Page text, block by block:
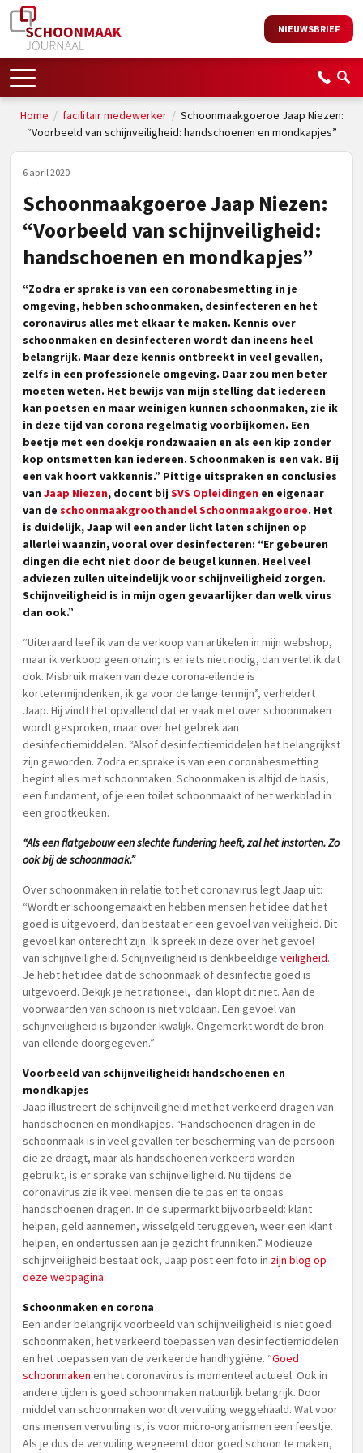
NIEUWSBRIEF
Home / facilitair medewerker/ Schoonmaakgoeroe Jaap Niezen:
“Voorbeeld van schijnveiligheid: handschoenen en mondkapjes”
6 april 2020
Schoonmaakgoeroe Jaap Niezen:
“Voorbeeld van schijnveiligheid:
handschoenen en mondkapjes”
“Zodra er sprake is van een coronabesmetting in je
omgeving, hebben schoonmaken, desinfecteren en het
coronavirus alles met elkaar te maken. Kennis over
schoonmaken en desinfecteren wordt dan ineens heel
belangrijk. Maar deze kennis ontbreekt in veel gevallen,
zelfs in een professionele omgeving. Daar zou men beter
moeten weten. Het bewijs van mijn stelling dat iedereen
kan poetsen en maar weinigen kunnen schoonmaken, zie ik
in deze tijd van corona regelmatig voorbijkomen. Een
beetje met een doekje rondzwaaien en als een kip zonder
kop ontsmetten kan iedereen. Schoonmaken is een vak. Bij
een vak hoort vakkennis.” Pittige uitspraken en conclusies
van Jaap Niezen, docent bij SVS Opleidingen en eigenaar
van de schoonmaakgroothandel Schoonmaakgoeroe. Het
is duidelijk, Jaap wil een ander licht laten schijnen op
allerlei waanzin, vooral over desinfecteren: “Er gebeuren
dingen die echt niet door de beugel kunnen. Heel veel
adviezen zullen uiteindelijk voor schijnveiligheid zorgen.
Schijnveiligheid is in mijn ogen gevaarlijker dan welk virus
dan ook.”
“Uiteraard leef ik van de verkoop van artikelen in mijn webshop,
maar ik verkoop geen onzin; is er iets niet nodig, dan vertel ik dat
ook. Misbruik maken van deze corona-ellende is
kortetermijndenken, ik ga voor de lange termijn”, verheldert
Jaap. Hij vindt het opvallend dat er vaak niet over schoonmaken
wordt gesproken, maar over het gebrek aan
desinfectiemiddelen. “Alsof desinfectiemiddelen het belangrijkst
zijn geworden. Zodra er sprake is van een coronabesmetting
begint alles met schoonmaken. Schoonmaken is altijd de basis,
een fundament, of je een toilet schoonmaakt of het werkblad in
een grootkeuken.
“Als een flatgebouw een slechte fundering heeft, zal het instorten. Zo
ook bij de schoonmaak.”
Over schoonmaken in relatie tot het coronavirus legt Jaap uit:
“Wordt er schoongemaakt en hebben mensen het idee dat het
goed is uitgevoerd, dan bestaat er een gevoel van veiligheid. Dit
gevoel kan onterecht zijn. Ik spreek in deze over het gevoel
van schijnveiligheid. Schijnveiligheid is denkbeeldige veiligheid.
Je hebt het idee dat de schoonmaak of desinfectie goed is
uitgevoerd. Bekijk je het rationeel, dan klopt dit niet. Aan de
voorwaarden van schoon is niet voldaan. Een gevoel van
schijnveiligheid is bijzonder kwalijk. Ongemerkt wordt de bron
van ellende doorgegeven.”
Voorbeeld van schijnveiligheid: handschoenen en
mondkapjes
Jaap illustreert de schijnveiligheid met het verkeerd dragen van
handschoenen en mondkapjes. “Handschoenen dragen in de
schoonmaak is in veel gevallen ter bescherming van de persoon
die ze draagt, maar als handschoenen verkeerd worden
gebruikt, is er sprake van schijnveiligheid. Nu tijdens de
coronavirus zie ik veel mensen die te pas en te onpas
handschoenen dragen. In de supermarkt bijvoorbeeld: klant
helpen, geld aannemen, wisselgeld teruggeven, weer een klant
helpen, en ondertussen aan je gezicht frunniken.” Modieuze
schijnveiligheid bestaat ook, Jaap post een foto in zijn blog op
deze webpagina.
Schoonmaken en corona
Een ander belangrijk voorbeeld van schijnveiligheid is niet goed
schoonmaken, het verkeerd toepassen van desinfectiemiddelen
en het toepassen van de verkeerde handhygiëne. “Goed
schoonmaken en het coronavirus is momenteel actueel. Ook in
andere tijden is goed schoonmaken natuurlijk belangrijk. Door
middel van schoonmaken wordt vervuiling weggehaald. Wat voor
ons mensen vervuiling is, is voor micro-organismen een feestje.
Als je dus de vervuiling wegneemt door goed schoon te maken,